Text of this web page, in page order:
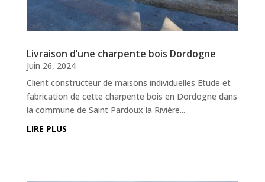
Livraison d’une charpente bois Dordogne
Juin 26, 2024
Client constructeur de maisons individuelles Etude et
fabrication de cette charpente bois en Dordogne dans
la commune de Saint Pardoux la Rivière...
LIRE PLUS